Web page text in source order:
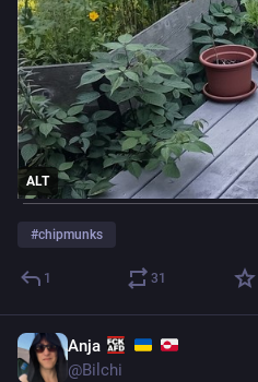
ALT
#chipmunks
1 31
Anja
@Bilchi